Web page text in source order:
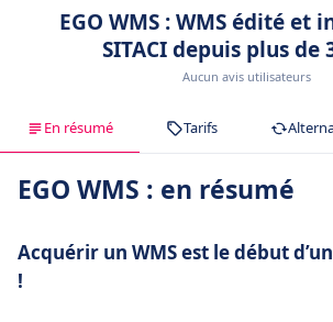
EGO WMS : WMS édité et
SITACI depuis plus de
Aucun avis utilisateurs
En résumé Tarifs
EGO WMS : en résumé
Acquérir un WMS est le début
!